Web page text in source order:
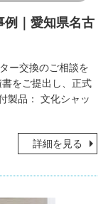
例｜愛知県名古
ー交換のご相談を
をご提出し、正式
製品： 文化シャッ
詳細を見る